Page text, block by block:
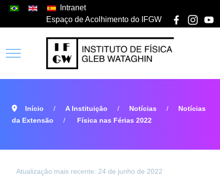
Intranet
Espaço de Acolhimento do IFGW
Início A Instituição Notícias
Notícias
da Extensão
Física nas Férias 2022
Atualização mais recente: 24 de junho de 2022